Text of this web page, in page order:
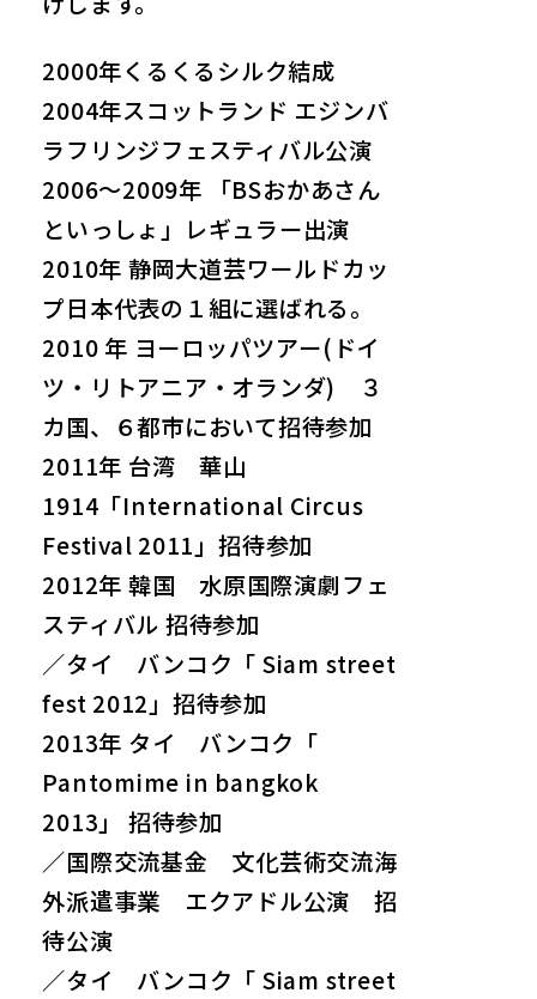
2000年くるくるシルク結成
2004年スコットランド エジンバ
ラフリンジフェスティバル公演
2006〜2009年 「BSおかあさん
といっしょ」レギュラー出演
2010年 静岡大道芸ワールドカッ
プ日本代表の１組に選ばれる。
2010 年 ヨーロッパツアー(ドイ
ツ・リトアニア・オランダ) ３
カ国、６都市において招待参加
2011年 台湾 華山
1914「International Circus
Festival 2011」招待参加
2012年 韓国 水原国際演劇フェ
スティバル 招待参加
／タイ バンコク「 Siam street
fest 2012」招待参加
2013年 タイ バンコク「
Pantomime in bangkok
2013」 招待参加
／国際交流基金 文化芸術交流海
外派遣事業 エクアドル公演 招
待公演
／タイ バンコク「 Siam street